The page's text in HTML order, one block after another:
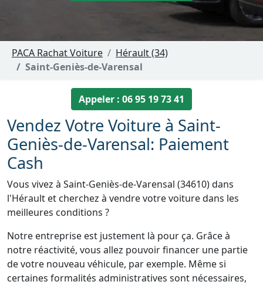
PACA Rachat Voiture
Hérault (34)
Saint-Geniès-de-Varensal
Appeler : 06 95 19 73 41
Vendez Votre Voiture à Saint-
Geniès-de-Varensal: Paiement
Cash
Vous vivez à Saint-Geniès-de-Varensal (34610) dans
l'Hérault et cherchez à vendre votre voiture dans les
meilleures conditions ?
Notre entreprise est justement là pour ça. Grâce à
notre réactivité, vous allez pouvoir financer une partie
de votre nouveau véhicule, par exemple. Même si
certaines formalités administratives sont nécessaires,